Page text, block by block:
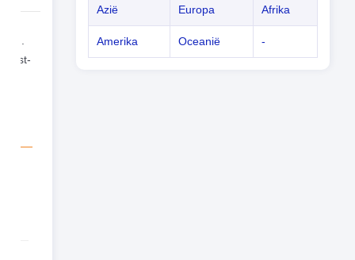
Azië Europa Afrika
Amerika Oceanië -